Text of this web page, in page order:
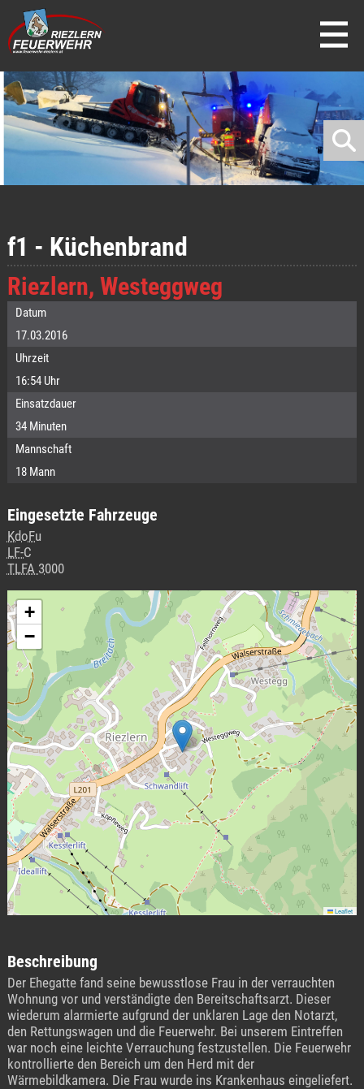
direkt zur Navigation
direkt zum Inhalt
f1 - Küchenbrand
Riezlern, Westeggweg
Datum
17.03.2016
Uhrzeit
16:54 Uhr
Einsatzdauer
34 Minuten
Mannschaft
18 Mann
Eingesetzte Fahrzeuge
KdoFu
LF-C
TLFA 3000
+
−
Leaflet
Beschreibung
Der Ehegatte fand seine bewusstlose Frau in der verrauchten
Wohnung vor und verständigte den Bereitschaftsarzt. Dieser
wiederum alarmierte aufgrund der unklaren Lage den Notarzt,
den Rettungswagen und die Feuerwehr. Bei unserem Eintreffen
war noch eine leichte Verrauchung festzustellen. Die Feuerwehr
kontrollierte den Bereich um den Herd mit der
Wärmebildkamera. Die Frau wurde ins Krankenhaus eingeliefert.